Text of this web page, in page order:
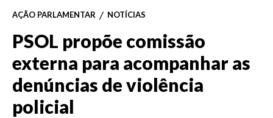
AÇÃO PARLAMENTAR NOTÍCIAS
PSOL propõe comissão
externa para acompanhar as
denúncias de violência
policial